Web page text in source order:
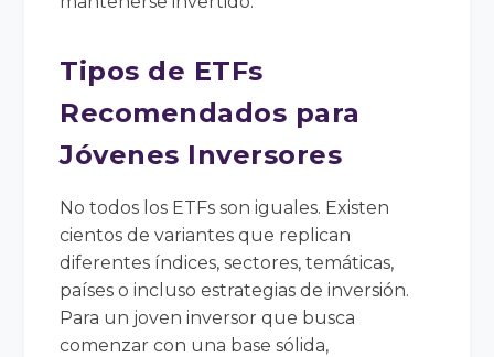
Tipos de ETFs
Recomendados para
Jóvenes Inversores
No todos los ETFs son iguales. Existen
cientos de variantes que replican
diferentes índices, sectores, temáticas,
países o incluso estrategias de inversión.
Para un joven inversor que busca
comenzar con una base sólida,